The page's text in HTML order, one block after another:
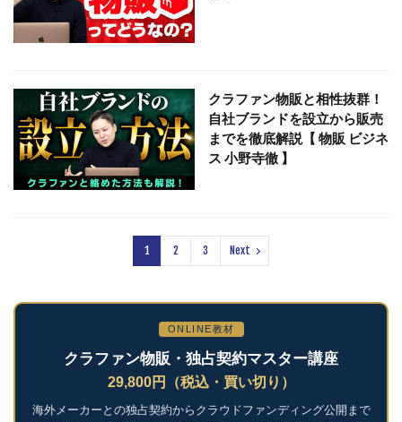
クラファン物販と相性抜群！
自社ブランドを設立から販売
までを徹底解説【 物販 ビジネ
ス 小野寺徹 】
1 2 3 Next
ONLINE教材
クラファン物販・独占契約マスター講座
29,800円（税込・買い切り）
海外メーカーとの独占契約からクラウドファンディング公開まで